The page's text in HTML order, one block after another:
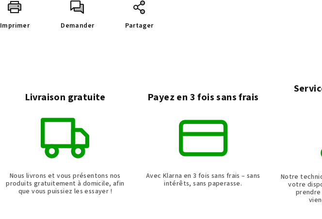
Imprimer Demander Partager
Livraison gratuite
Nous livrons et vous présentons nos
produits gratuitement à domicile, afin
que vous puissiez les essayer !
Payez en 3 fois sans frais
Avec Klarna en 3 fois sans frais – sans
intérêts, sans paperasse.
Notre
votre